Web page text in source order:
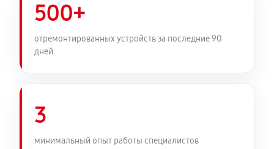
500+
отремонтированных устройств за последние 90
дней
3
минимальный опыт работы специалистов